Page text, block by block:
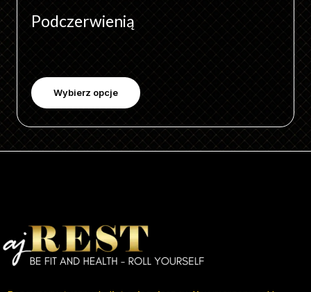
Podczerwienią
Wybierz opcje